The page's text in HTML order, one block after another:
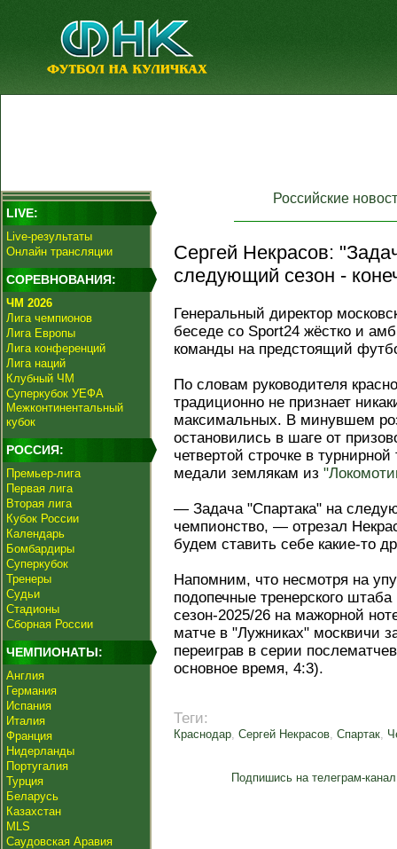
LIVE:
Live-результаты
Онлайн трансляции
СОРЕВНОВАНИЯ:
ЧМ 2026
Лига чемпионов
Лига Европы
Лига конференций
Лига наций
Клубный ЧМ
Суперкубок УЕФА
Межконтинентальный
кубок
РОССИЯ:
Премьер-лига
Первая лига
Вторая лига
Кубок России
Календарь
Бомбардиры
Суперкубок
Тренеры
Судьи
Стадионы
Сборная России
ЧЕМПИОНАТЫ:
Англия
Германия
Испания
Италия
Франция
Нидерланды
Португалия
Турция
Беларусь
Казахстан
MLS
Саудовская Аравия
Российские
Сергей Некрасов:
следующий сезон -
Генеральный директор
беседе со Sport24 жёстко и
команды на предстоящий
По словам руководителя
традиционно не признает
максимальных. В минувшем
остановились в шаге от
четвертой строчке в
медали землякам из
— Задача "Спартака" на
чемпионство, — отрезал
будем ставить себе какие-то
Напомним, что несмотря на
подопечные тренерского
сезон-2025/26 на мажорной
матче в "Лужниках" москвичи
переиграв в серии
основное время, 4:3).
Теги:
Краснодар, Сергей Некрасов, Спартак,
Подпишись на телеграм-